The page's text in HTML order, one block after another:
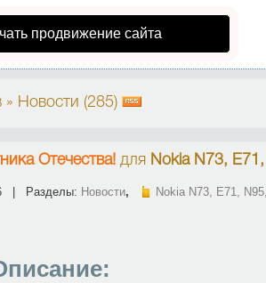
продвижение сайта
Новости (285)
Отечества! для Nokia N73,
| Разделы: Новости, Nokia N73, E71,